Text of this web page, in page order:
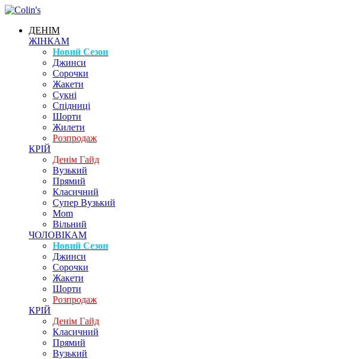
ДЕНІМ
ЖІНКАМ
Новий Сезон
Джинси
Сорочки
Жакети
Сукні
Спідниці
Шорти
Жилети
Розпродаж
КРІЙ
Денім Гайд
Вузький
Прямий
Класичний
Супер Вузький
Mom
Вільний
ЧОЛОВІКАМ
Новий Сезон
Джинси
Сорочки
Жакети
Шорти
Розпродаж
КРІЙ
Денім Гайд
Класичний
Прямий
Вузький